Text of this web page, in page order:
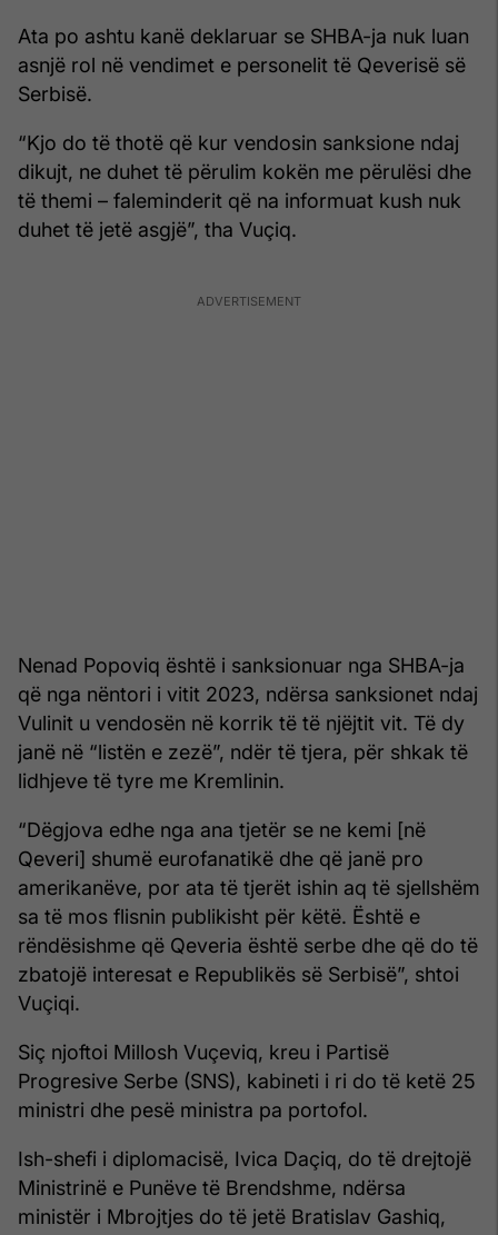
Ata po ashtu kanë deklaruar se SHBA-ja nuk luan
asnjë rol në vendimet e personelit të Qeverisë së
Serbisë.
“Kjo do të thotë që kur vendosin sanksione ndaj
dikujt, ne duhet të përulim kokën me përulësi dhe
të themi – faleminderit që na informuat kush nuk
duhet të jetë asgjë”, tha Vuçiq.
Nenad Popoviq është i sanksionuar nga SHBA-ja
që nga nëntori i vitit 2023, ndërsa sanksionet ndaj
Vulinit u vendosën në korrik të të njëjtit vit. Të dy
janë në “listën e zezë”, ndër të tjera, për shkak të
lidhjeve të tyre me Kremlinin.
“Dëgjova edhe nga ana tjetër se ne kemi [në
Qeveri] shumë eurofanatikë dhe që janë pro
amerikanëve, por ata të tjerët ishin aq të sjellshëm
sa të mos flisnin publikisht për këtë. Është e
rëndësishme që Qeveria është serbe dhe që do të
zbatojë interesat e Republikës së Serbisë”, shtoi
Vuçiqi.
Siç njoftoi Millosh Vuçeviq, kreu i Partisë
Progresive Serbe (SNS), kabineti i ri do të ketë 25
ministri dhe pesë ministra pa portofol.
Ish-shefi i diplomacisë, Ivica Daçiq, do të drejtojë
Ministrinë e Punëve të Brendshme, ndërsa
ministër i Mbrojtjes do të jetë Bratislav Gashiq,